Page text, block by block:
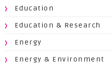
Education
Education & Research
Energy
Energy & Environment